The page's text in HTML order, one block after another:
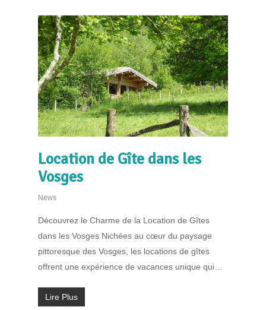
Location de Gîte dans les
Vosges
News
Découvrez le Charme de la Location de Gîtes
dans les Vosges Nichées au cœur du paysage
pittoresque des Vosges, les locations de gîtes
offrent une expérience de vacances unique qui…
Lire Plus